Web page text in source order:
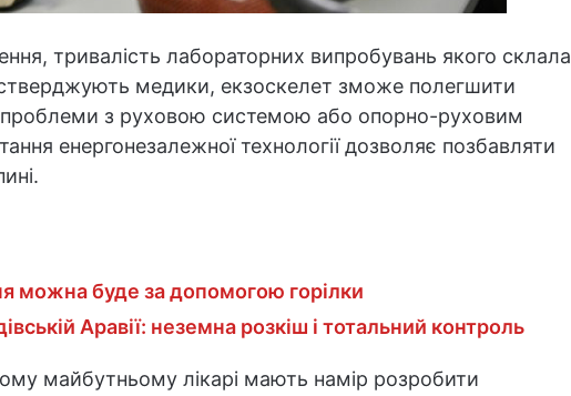
тривалість лабораторних випробувань якого склала
медики, екзоскелет зможе полегшити
з руховою системою або опорно-руховим
енергонезалежної технології дозволяє позбавляти
можна буде за допомогою горілки
Аравії: неземна розкіш і тотальний контроль
майбутньому лікарі мають намір розробити